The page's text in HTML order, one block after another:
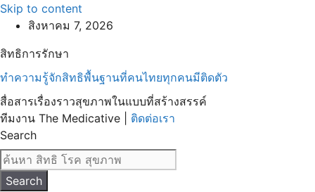
Skip to content
สิงหาคม 7, 2026
สิทธิการรักษา
ทำความรู้จักสิทธิพื้นฐานที่คนไทยทุกคนมีติดตัว
สื่อสารเรื่องราวสุขภาพในแบบที่สร้างสรรค์
ทีมงาน The Medicative | ติดต่อเรา
Search
Search